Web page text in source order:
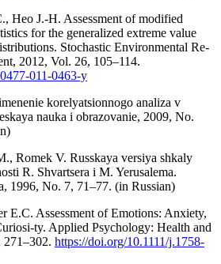
Heo J.-H. Assessment of modified
for the generalized extreme value
Stochastic Environmental Re-
2012, Vol. 26, 105–114.
011-0463-y
korelyatsionnogo analiza v
nauka i obrazovanie, 2009, No.
Romek V. Russkaya versiya shkaly
R. Shvartsera i M. Yerusalema.
1996, No. 7, 71–77. (in Russian)
E.C. Assessment of Emotions: Anxiety,
ty. Applied Psychology: Health and
https://doi.org/10.1111/j.1758-